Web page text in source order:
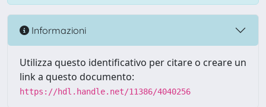
Informazioni
Utilizza questo identificativo per citare o creare un
link a questo documento:
https://hdl.handle.net/11386/4040256